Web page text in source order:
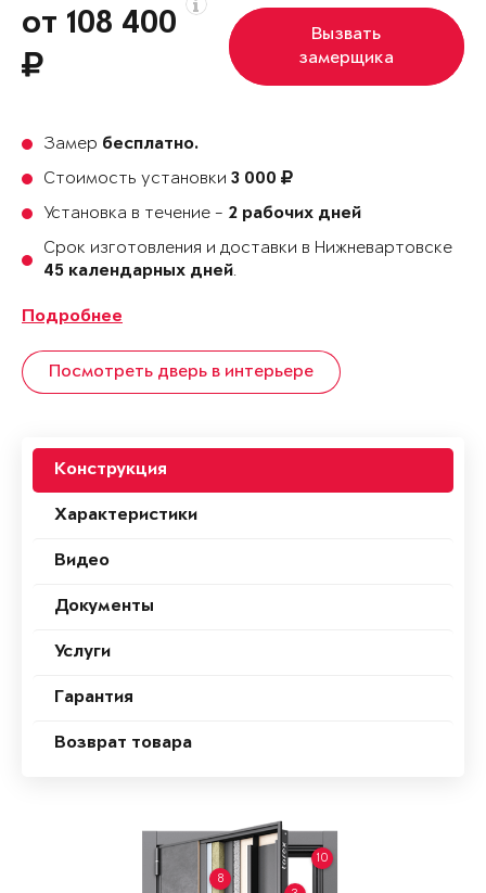
от 108 400
Вызвать
замерщика
Замер бесплатно.
Стоимость установки 3 000
Установка в течение - 2 рабочих дней
Срок изготовления и доставки в Нижневартовске
45 календарных дней.
Подробнее
Посмотреть дверь в интерьере
Конструкция
Характеристики
Видео
Документы
Услуги
Гарантия
Возврат товара
8
10